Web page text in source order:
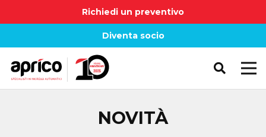
Richiedi un preventivo
Diventa socio
NOVITÀ